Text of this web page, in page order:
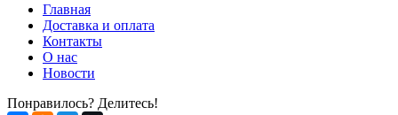
Главная
Доставка и оплата
Контакты
О нас
Новости
Понравилось? Делитесь!